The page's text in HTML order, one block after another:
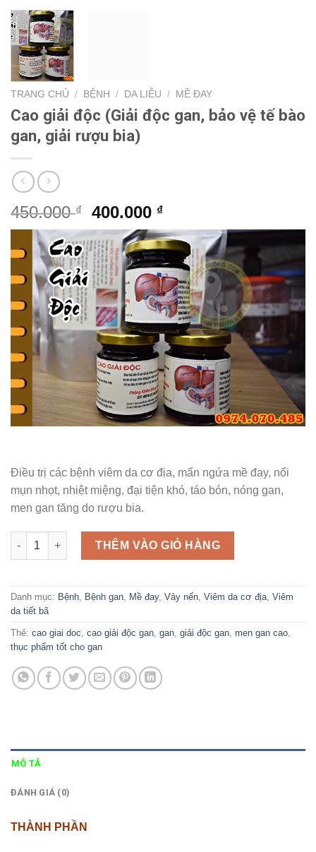
TRANG CHỦ / BỆNH / DA LIỄU / MỀ ĐAY
Cao giải độc (Giải độc gan, bảo vệ tế bào
gan, giải rượu bia)
450.000₫
Giá
gốc
là:
450.000 ₫.
400.000 ₫Giá
hiện
tại
là:
400.000 ₫.
Điều trị các bệnh viêm da cơ địa, mẩn ngứa mề đay, nổi
mụn nhọt, nhiệt miệng, đại tiện khó, táo bón, nóng gan,
men gan tăng do rượu bia.
Cao giải độc (Giải độc gan, bảo vệ tế bào gan, giải rượu bia)
THÊM VÀO GIỎ HÀNG
Danh mục: Bệnh Bệnh gan Mề đay, Vảy nến Viêm da cơ địa Viêm
da tiết bã
Thẻ: cao giai doc cao giải độc gan gan giải độc gan men gan cao
thục phẩm tốt cho gan
MÔ TẢ
ĐÁNH GIÁ (0)
THÀNH PHẦN